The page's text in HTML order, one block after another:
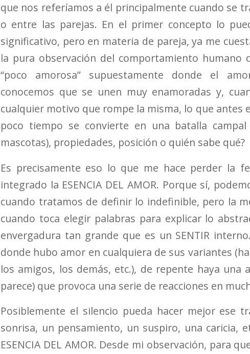
que nos referíamos a él principalmente cuando se
o entre las parejas. En el primer concepto lo
significativo, pero en materia de pareja, ya me
la pura observación del comportamiento humano
“poco amorosa” supuestamente donde el
conocemos que se unen muy enamoradas y,
cualquier motivo que rompe la misma, lo que antes
poco tiempo se convierte en una batalla
mascotas), propiedades, posición o quién sabe qué?
Es precisamente eso lo que me hace perder la
integrado la ESENCIA DEL AMOR. Porque sí,
cuando tratamos de definir lo indefinible, pero la
cuando toca elegir palabras para explicar lo
envergadura tan grande que es un SENTIR
donde hubo amor en cualquiera de sus variantes
los amigos, los demás, etc.), de repente haya una
parece) que provoca una serie de reacciones en
Posiblemente el silencio pueda hacer mejor ese
sonrisa, un pensamiento, un suspiro, una caricia,
ESENCIA DEL AMOR. Desde mi observación, para